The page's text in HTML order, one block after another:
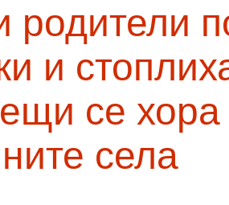
родители
и
се
села